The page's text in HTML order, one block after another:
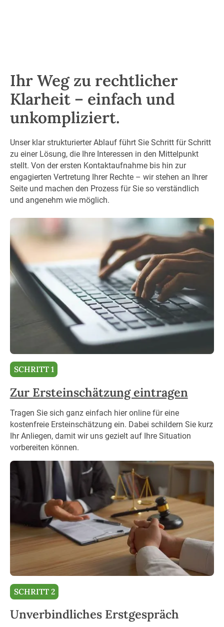
Ihr Weg zu rechtlicher
Klarheit – einfach und
unkompliziert.
Unser klar strukturierter Ablauf führt Sie Schritt für Schritt
zu einer Lösung, die Ihre Interessen in den Mittelpunkt
stellt. Von der ersten Kontaktaufnahme bis hin zur
engagierten Vertretung Ihrer Rechte – wir stehen an Ihrer
Seite und machen den Prozess für Sie so verständlich
und angenehm wie möglich.
SCHRITT 1
Zur Ersteinschätzung eintragen
Tragen Sie sich ganz einfach hier online für eine
kostenfreie Ersteinschätzung ein. Dabei schildern Sie kurz
Ihr Anliegen, damit wir uns gezielt auf Ihre Situation
vorbereiten können.
SCHRITT 2
Unverbindliches Erstgespräch